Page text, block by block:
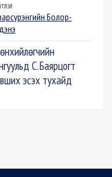
Болор-
С.Баярцогт
эсэх тухайд